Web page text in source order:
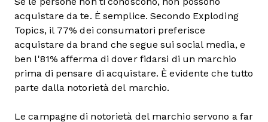
acquistare da te. È semplice. Secondo Exploding
Topics, il 77% dei consumatori preferisce
acquistare da brand che segue sui social media, e
ben l'81% afferma di dover fidarsi di un marchio
prima di pensare di acquistare. È evidente che tutto
parte dalla notorietà del marchio.
Le campagne di notorietà del marchio servono a far